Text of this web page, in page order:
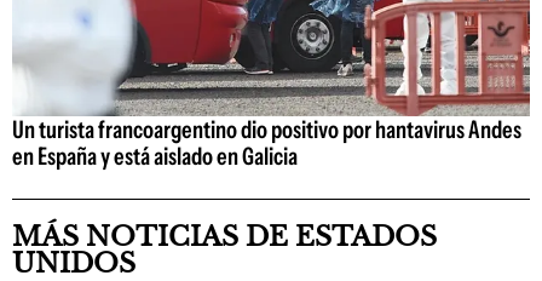
Un turista francoargentino dio positivo por hantavirus Andes
en España y está aislado en Galicia
MÁS NOTICIAS DE ESTADOS
UNIDOS